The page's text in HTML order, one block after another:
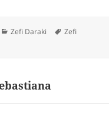
Categories
Zefi Daraki Tags
Zefi